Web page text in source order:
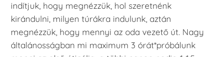
indítjuk, hogy megnézzük, hol szeretnénk
kirándulni, milyen túrákra indulunk, aztán
megnézzük, hogy mennyi az oda vezető út. Nagy
általánosságban mi maximum 3 órát*próbálunk